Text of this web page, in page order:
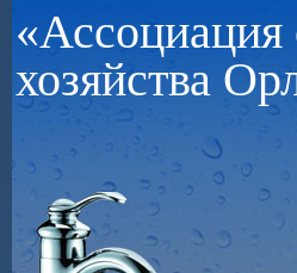
хозяйства